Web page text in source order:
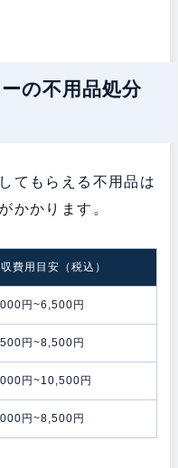
の不用品処分
てもらえる不用品は
かかります。
費用目安（税込）
円~6,500円
円~8,500円
円~10,500円
円~8,500円